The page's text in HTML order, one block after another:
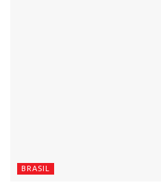
BRASIL